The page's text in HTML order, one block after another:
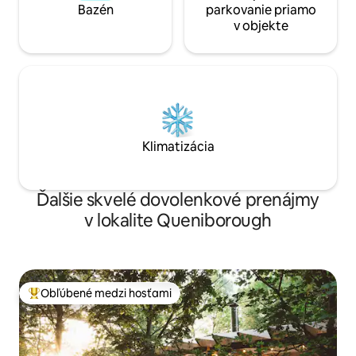
Bazén
parkovanie priamo
v objekte
Klimatizácia
Ďalšie skvelé dovolenkové prenájmy
v lokalite Queniborough
Najobľúbenejšie medzi hosťami
Obľúbené medzi hosťami